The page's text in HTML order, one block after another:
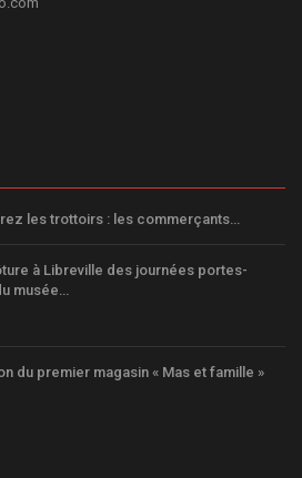
les trottoirs : les commerçants…
à Libreville des journées portes-
musée…
du premier magasin « Mas et famille »